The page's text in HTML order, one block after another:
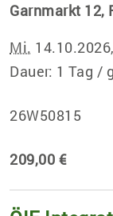
Garnmarkt 12,
Mi.
Dauer: 1 Tag /
26W50815
209,00 €